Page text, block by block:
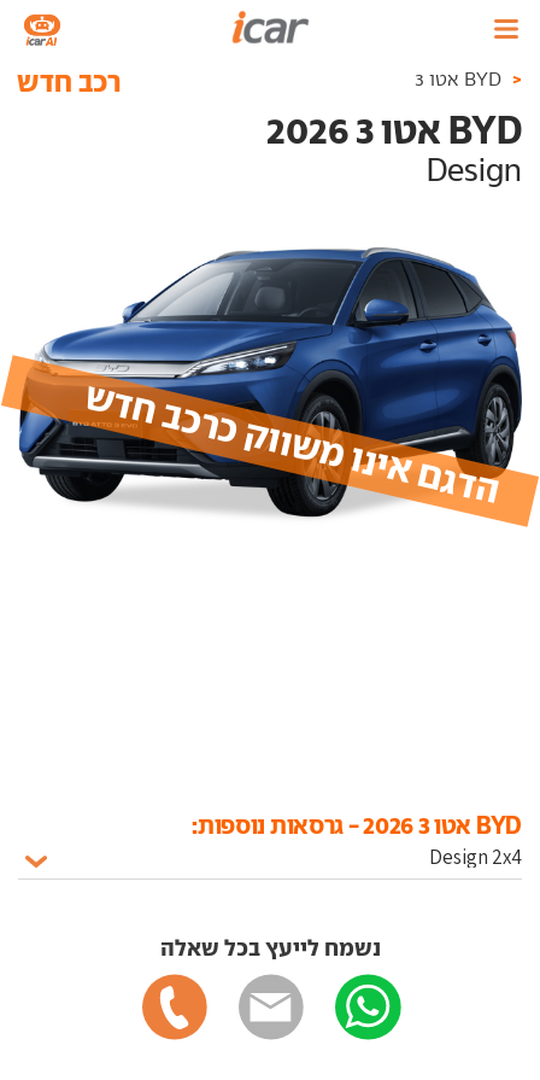
<
הדגם אינו משווק כרכב חדש
BYD אטו 3 2026
רכב חדש
Design
BYD אטו 3 2026 - גרסאות נוספות:
נשמח לייעץ בכל שאלה